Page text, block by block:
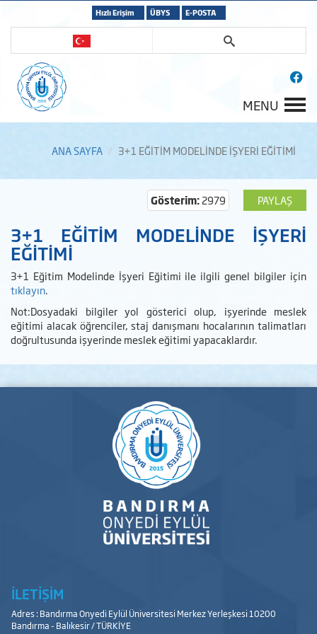
Hızlı Erişim ÜBYS E-POSTA
MENU
ANA SAYFA 3+1 EĞİTİM MODELİNDE İŞYERİ EĞİTİMİ
PAYLAŞ
Gösterim:2979
3+1 EĞİTİM MODELİNDE İŞYERİ
EĞİTİMİ
3+1 Eğitim Modelinde İşyeri Eğitimi ile ilgili genel bilgiler için
tıklayın.
Not:Dosyadaki bilgiler yol gösterici olup, işyerinde meslek
eğitimi alacak öğrenciler, staj danışmanı hocalarının talimatları
doğrultusunda işyerinde meslek eğitimi yapacaklardır.
İLETİŞİM
Adres : Bandırma Onyedi Eylül Üniversitesi Merkez Yerleşkesi 10200
Bandırma - Balıkesir / TÜRKİYE